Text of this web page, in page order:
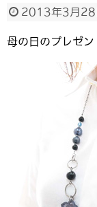
2013年3月28
母の日のプレゼン